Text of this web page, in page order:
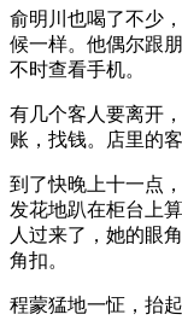
俞明川也喝了不少
候一样。他偶尔跟
不时查看手机。
有几个客人要离开
账，找钱。店里的
到了快晚上十一点
发花地趴在柜台上
人过来了，她的眼
角扣。
程蒙猛地一怔，抬起